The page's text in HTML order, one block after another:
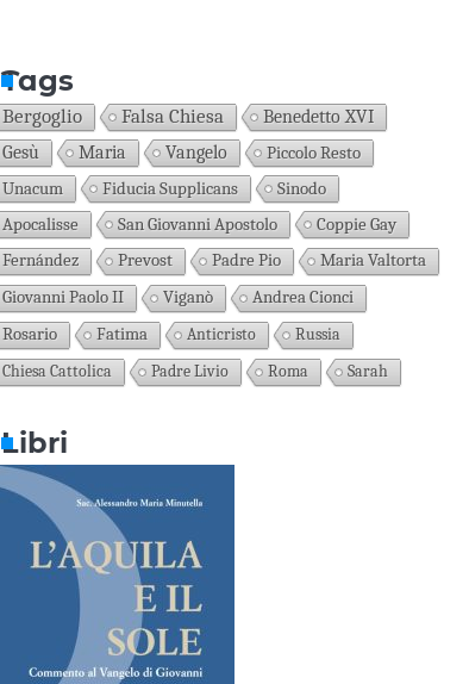
Tags
Bergoglio Falsa Chiesa Benedetto XVI
Gesù Maria Vangelo
Piccolo Resto
Unacum
Fiducia Supplicans
Sinodo
Apocalisse
San Giovanni Apostolo Coppie Gay
Fernández Prevost Padre Pio
Maria Valtorta
Giovanni Paolo II
Viganò
Andrea Cionci
Rosario
Fatima Anticristo
Russia
Chiesa Cattolica
Padre Livio Roma Sarah
Libri